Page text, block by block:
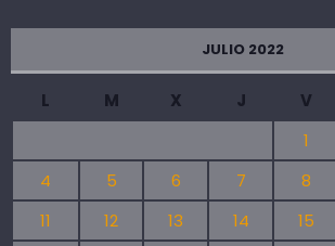
JULIO 2022
L M X J V
1
4
5 6 7 8
11
12 13 14 15